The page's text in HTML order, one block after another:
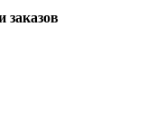
заказов